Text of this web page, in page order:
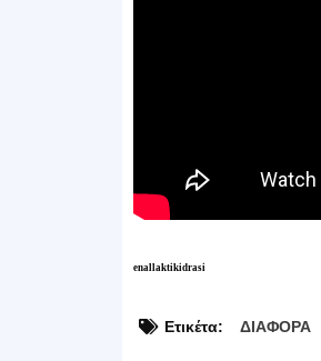
enallaktikidrasi
Ετικέτα: ΔΙΑΦΟΡΑ